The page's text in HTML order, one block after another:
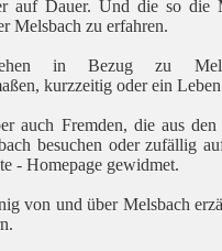
auf Dauer. Und die so die
Melsbach zu erfahren.
in Bezug zu
kurzzeitig oder ein
auch Fremden, die aus den
besuchen oder zufällig
- Homepage gewidmet.
von und über Melsbach